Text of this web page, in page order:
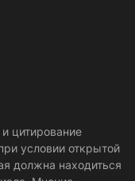
цитирование
условии открытой
должна находиться